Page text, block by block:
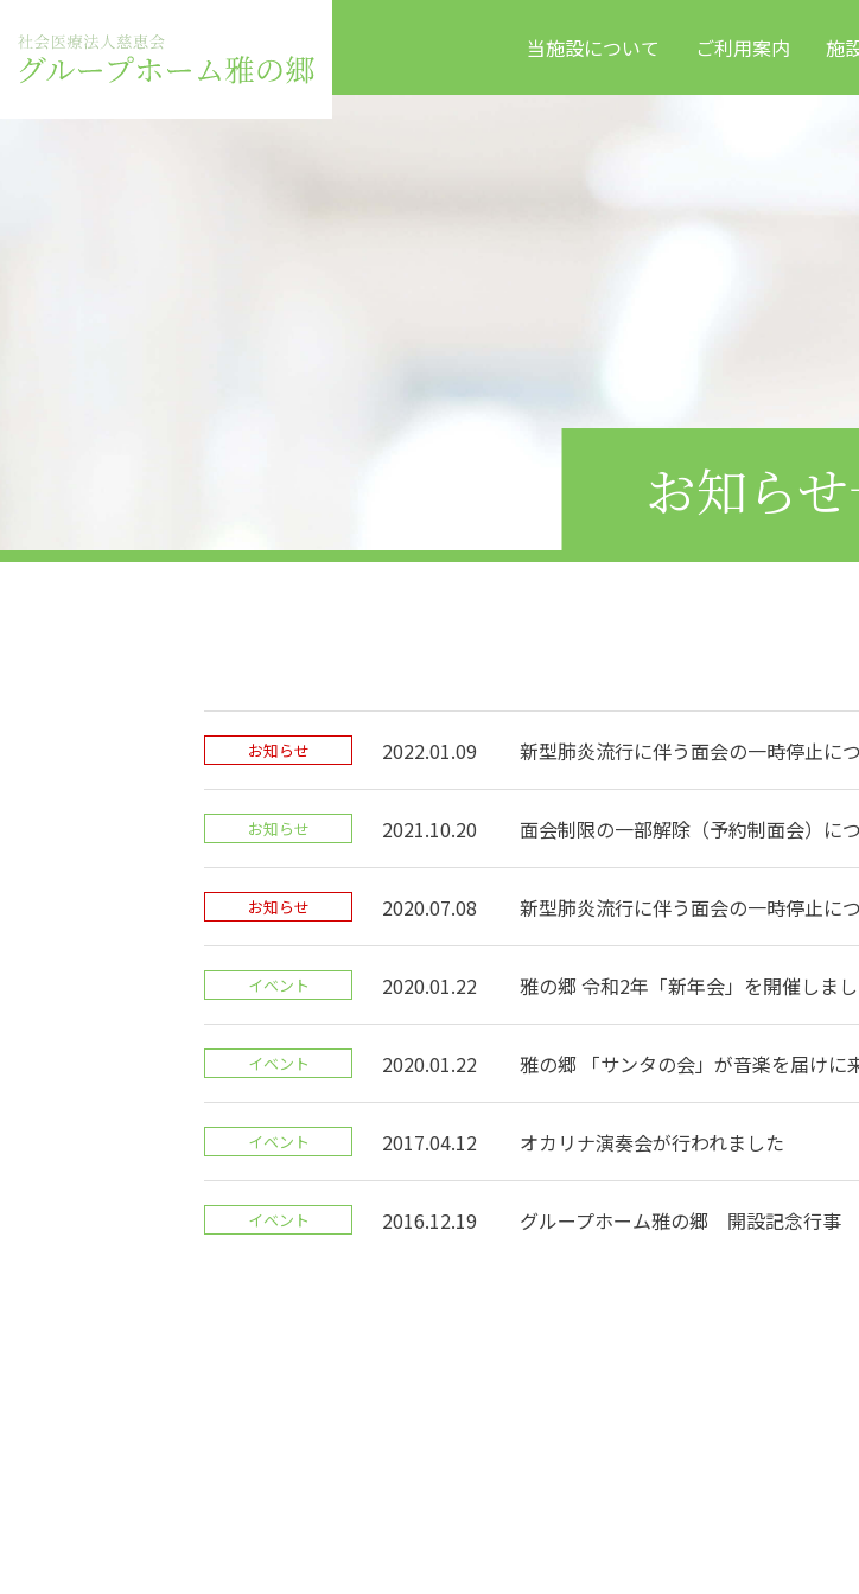
当施設について ご利用案内 施
お知ら
お知らせ 2022.01.09 新型肺炎流行に伴う面会の一時停止に
お知らせ 2021.10.20 面会制限の一部解除（予約制面会）に
お知らせ 2020.07.08 新型肺炎流行に伴う面会の一時停止に
イベント 2020.01.22 雅の郷 令和2年「新年会」を開催しま
イベント 2020.01.22 雅の郷 「サンタの会」が音楽を届けに
イベント 2017.04.12 オカリナ演奏会が行われました
イベント 2016.12.19 グループホーム雅の郷 開設記念行事